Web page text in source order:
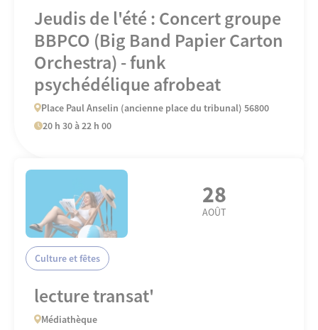
Jeudis de l'été : Concert groupe
BBPCO (Big Band Papier Carton
Orchestra) - funk
psychédélique afrobeat
Place Paul Anselin (ancienne place du tribunal) 56800
20 h 30 à 22 h 00
28
AOÛT
Culture et fêtes
lecture transat'
Médiathèque